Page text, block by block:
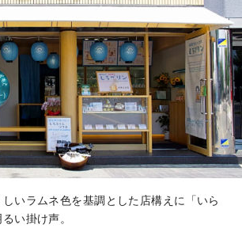
いラムネ色を基調とした店構えに「いら
い掛け声。